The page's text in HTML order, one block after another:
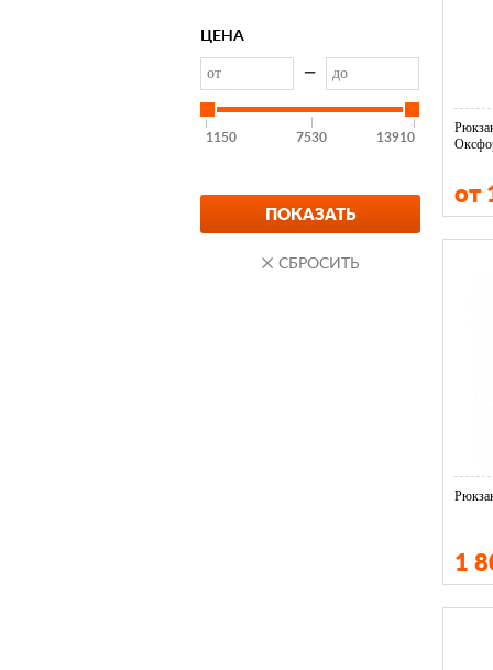
ЦЕНА
—
1150 7530 13910
от
1